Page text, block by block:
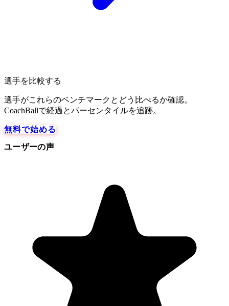
選手を比較する
選手がこれらのベンチマークとどう比べるか確認。
CoachBallで経過とパーセンタイルを追跡。
無料で始める
ユーザーの声